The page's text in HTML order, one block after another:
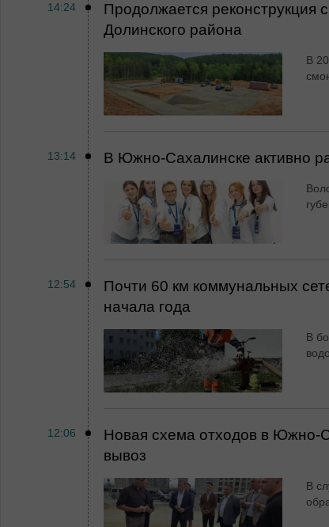
14:24
Продолжается реконструкция
Долинского района
В
13:14 В Южно-Сахалинске активно
12:54
Почти 60 км коммунальных
начала года
В
12:06
Новая схема отходов в Южно-
вывоз
В